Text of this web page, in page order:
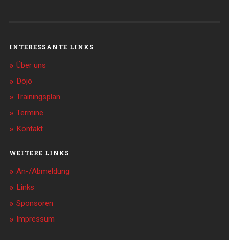
INTERESSANTE LINKS
Über uns
Dojo
Trainingsplan
Termine
Kontakt
WEITERE LINKS
An-/Abmeldung
Links
Sponsoren
Impressum